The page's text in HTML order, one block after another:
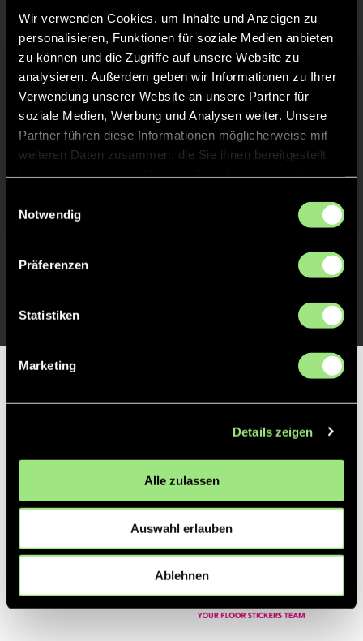
Wir verwenden Cookies, um Inhalte und Anzeigen zu
personalisieren, Funktionen für soziale Medien anbieten
zu können und die Zugriffe auf unsere Website zu
analysieren. Außerdem geben wir Informationen zu Ihrer
Verwendung unserer Website an unsere Partner für
soziale Medien, Werbung und Analysen weiter. Unsere
Partner führen diese Informationen möglicherweise mit
weiteren Daten zusammen, die Sie ihnen bereitgestellt
Notwendig
Präferenzen
Statistiken
Marketing
Details zeigen
Alle zulassen
Auswahl erlauben
Ablehnen
Tormaschine
Sp. Ø Tore